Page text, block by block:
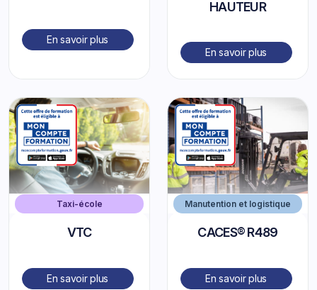
En savoir plus
HAUTEUR
En savoir plus
Taxi-école
VTC
En savoir plus
Manutention et logistique
CACES® R489
En savoir plus